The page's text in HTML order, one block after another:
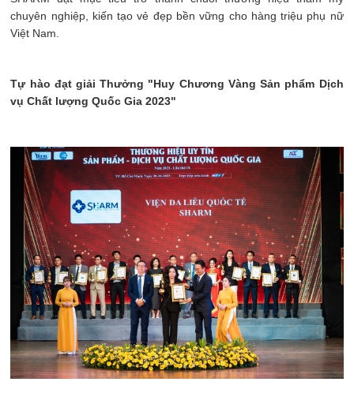
chuyên nghiệp, kiến tạo vẻ đẹp bền vững cho hàng triệu phụ nữ
Việt Nam.
Tự hào đạt giải Thưởng "Huy Chương Vàng Sản phẩm Dịch
vụ Chất lượng Quốc Gia 2023"